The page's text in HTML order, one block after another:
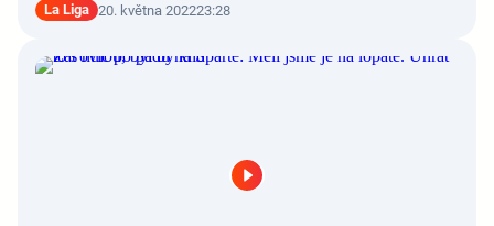
La Liga 20. května 202223:28